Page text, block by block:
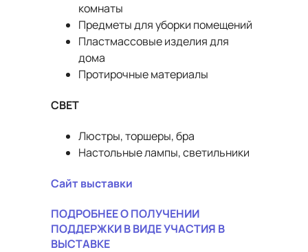
комнаты
Предметы для уборки помещений
Пластмассовые изделия для
дома
Протирочные материалы
СВЕТ
Люстры, торшеры, бра
Настольные лампы, светильники
Сайт выставки
ПОДРОБНЕЕО ПОЛУЧЕНИИ
ПОДДЕРЖКИ В ВИДЕ УЧАСТИЯ В
ВЫСТАВКЕ